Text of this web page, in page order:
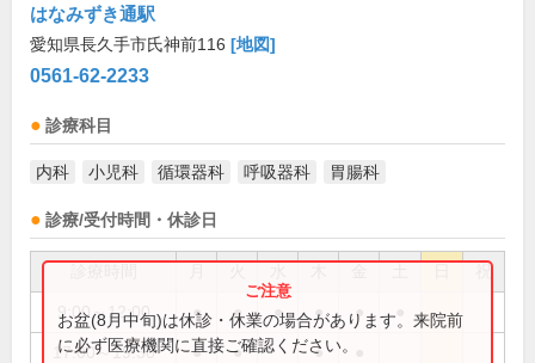
はなみずき通駅
愛知県長久手市氏神前116 [地図]
0561-62-2233
診療科目
内科 小児科 循環器科 呼吸器科 胃腸科
診療/受付時間・休診日
祝
9:00～12:00 ● ● ● ● ●
17:00～19:30 ● ● ●
お盆(8月中旬)は休診・休業の場合があります。来院前
に必ず医療機関に直接ご確認ください。